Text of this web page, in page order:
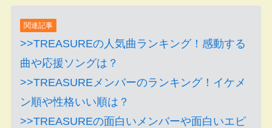
関連記事
>>TREASUREの人気曲ランキング！感動する
曲や応援ソングは？
>>TREASUREメンバーのランキング！イケメ
ン順や性格いい順は？
>>TREASUREの面白いメンバーや面白いエピ